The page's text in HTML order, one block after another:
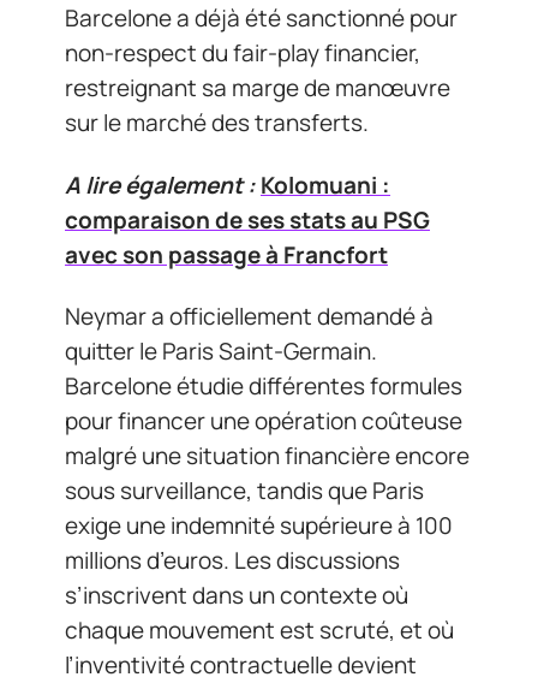
Barcelone a déjà été sanctionné pour
non-respect du fair-play financier,
restreignant sa marge de manœuvre
sur le marché des transferts.
A lire également :Kolomuani :
comparaison de ses stats au PSG
avec son passage à Francfort
Neymar a officiellement demandé à
quitter le Paris Saint-Germain.
Barcelone étudie différentes formules
pour financer une opération coûteuse
malgré une situation financière encore
sous surveillance, tandis que Paris
exige une indemnité supérieure à 100
millions d’euros. Les discussions
s’inscrivent dans un contexte où
chaque mouvement est scruté, et où
l’inventivité contractuelle devient